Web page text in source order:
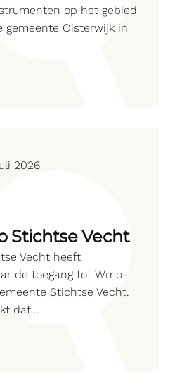
op het gebied
gemeente Oisterwijk in
2026
Stichtse Vecht
Vecht heeft
de toegang tot Wmo-
Stichtse Vecht.
dat…